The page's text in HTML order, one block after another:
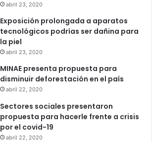
abril 23, 2020
Exposición prolongada a aparatos
tecnológicos podrías ser dañina para
la piel
abril 23, 2020
MINAE presenta propuesta para
disminuir deforestación en el país
abril 22, 2020
Sectores sociales presentaron
propuesta para hacerle frente a crisis
por el covid-19
abril 22, 2020